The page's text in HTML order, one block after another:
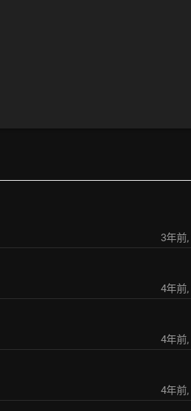
3年前,
4年前,
4年前,
4年前,